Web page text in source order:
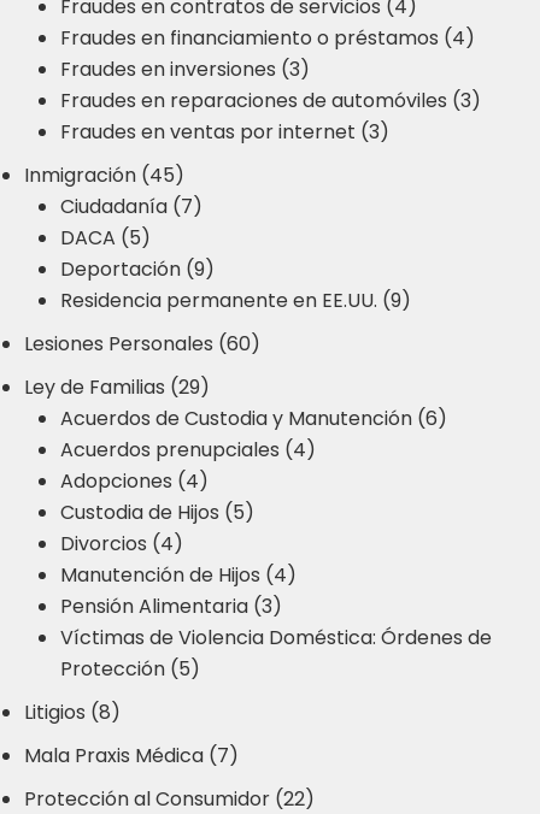
Fraudes en contratos de servicios (4)
Fraudes en financiamiento o préstamos (4)
Fraudes en inversiones (3)
Fraudes en reparaciones de automóviles (3)
Fraudes en ventas por internet (3)
Inmigración (45)
Ciudadanía (7)
DACA (5)
Deportación (9)
Residencia permanente en EE.UU. (9)
Lesiones Personales (60)
Ley de Familias (29)
Acuerdos de Custodia y Manutención (6)
Acuerdos prenupciales (4)
Adopciones (4)
Custodia de Hijos (5)
Divorcios (4)
Manutención de Hijos (4)
Pensión Alimentaria (3)
Víctimas de Violencia Doméstica: Órdenes de
Protección (5)
Litigios (8)
Mala Praxis Médica (7)
Protección al Consumidor (22)